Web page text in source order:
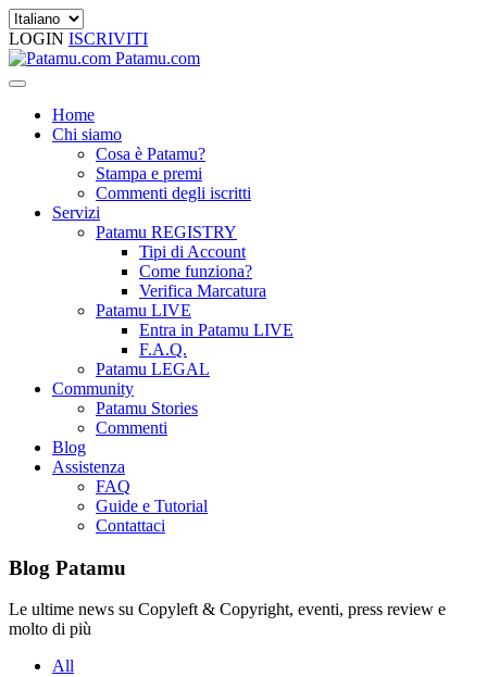
LOGIN ISCRIVITI
Patamu.com
Home
Chi siamo
Cosa è Patamu?
Stampa e premi
Commenti degli iscritti
Servizi
Patamu REGISTRY
Tipi di Account
Come funziona?
Verifica Marcatura
Patamu LIVE
Entra in Patamu LIVE
F.A.Q.
Patamu LEGAL
Community
Patamu Stories
Commenti
Blog
Assistenza
FAQ
Guide e Tutorial
Contattaci
Blog Patamu
Le ultime news su Copyleft & Copyright, eventi, press review e
molto di più
All